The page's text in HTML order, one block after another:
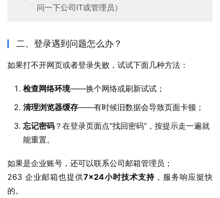
问一下公司IT或管理员）
二、登录遇到问题怎么办？
如果打不开网页或者登录失败，试试下面几种方法：
检查网络环境——换个网络或刷新试试；
清理浏览器缓存——有时候旧数据会导致页面卡顿；
忘记密码 ？在登录页面点“找回密码”，按提示走一遍就
能重置。
如果是企业账号，还可以联系公司邮箱管理员；
263 企业邮箱也提供7×24小时技术支持 ，服务响应挺快
的。